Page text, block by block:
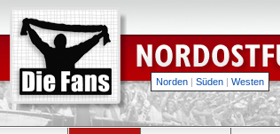
Norden | Süden | Westen